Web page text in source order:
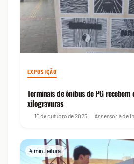
EXPOSIÇÃO
Terminais de ônibus de PG recebem
xilogravuras
10 de outubro de 2025 Assessoria de
4 min. leitura